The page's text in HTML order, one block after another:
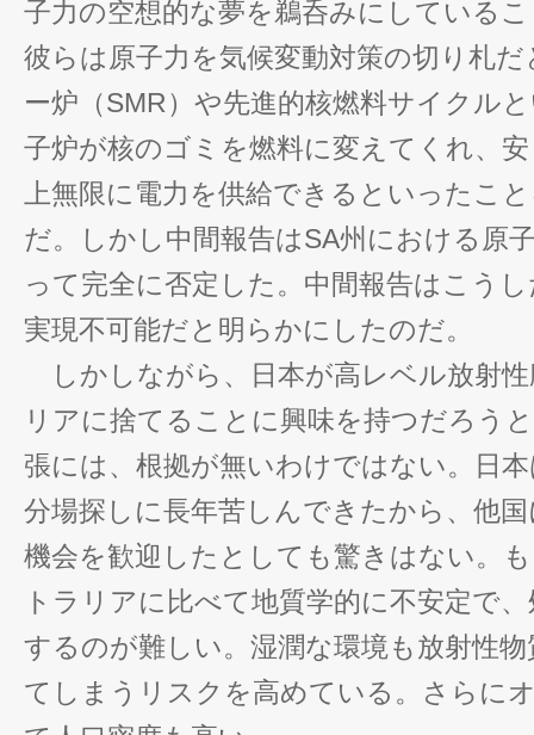
子力の空想的な夢を鵜呑みにしている
彼らは原子力を気候変動対策の切り札
ー炉（SMR）や先進的核燃料サイクル
子炉が核のゴミを燃料に変えてくれ、
上無限に電力を供給できるといったこ
だ。しかし中間報告はSA州における原
って完全に否定した。中間報告はこう
実現不可能だと明らかにしたのだ。
しかしながら、日本が高レベル放射
リアに捨てることに興味を持つだろう
張には、根拠が無いわけではない。日
分場探しに長年苦しんできたから、他
機会を歓迎したとしても驚きはない。
トラリアに比べて地質学的に不安定で
するのが難しい。湿潤な環境も放射性
てしまうリスクを高めている。さらに